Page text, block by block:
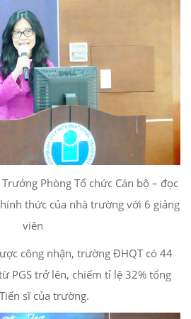
Phòng Tổ chức Cán bộ – đọc
thức của nhà trường với 6 giảng
viên
công nhận, trường ĐHQT có 44
PGS trở lên, chiếm tỉ lệ 32% tổng
sĩ của trường.